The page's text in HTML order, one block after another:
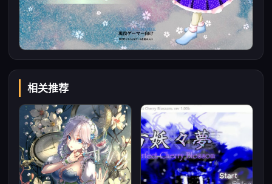
相关推荐